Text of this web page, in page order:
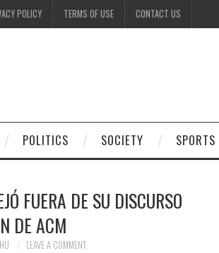
POLICY TERMS OF USE CONTACT US
POLITICS SOCIETY SPORTS
FUERA DE SU DISCURSO
DE ACM
LEAVE A COMMENT